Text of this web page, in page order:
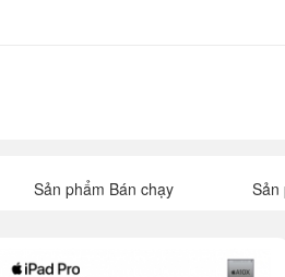
Sản phẩm Bán chạy Sản